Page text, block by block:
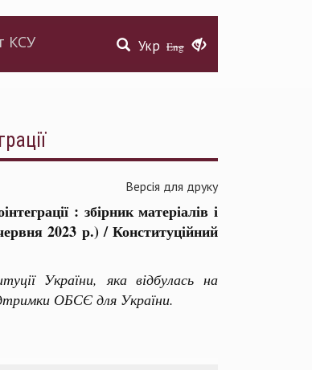
Укр Eng
КСУ
Версія для друку
: збірник матеріалів і
2023 р.) / Конституційний
України, яка відбулась на
ОБСЄ для України.